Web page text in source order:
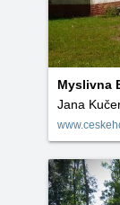
Myslivna
Jana